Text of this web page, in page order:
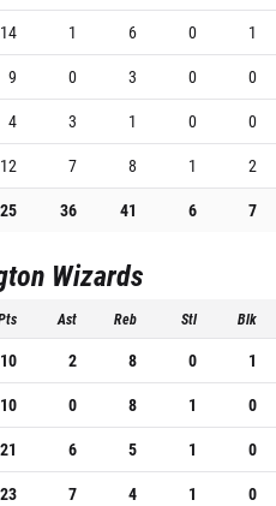
14 1 6 0
1
9 0 3 0
0
4 3 1 0
0
12 7 8 1
2
36 41 6 7
Wizards
Ast Reb Stl Blk
10 2 8 0
1
10 0 8 1
0
21 6 5 1
0
23 7 4 1
0